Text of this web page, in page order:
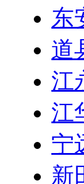
东
道
江
江
宁
新